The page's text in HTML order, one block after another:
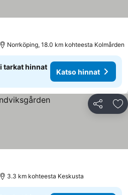
Norrköping, 18.0 km kohteesta Kolmården
tarkat hinnat
Katso hinnat
Jaa
3.3 km kohteesta Keskusta